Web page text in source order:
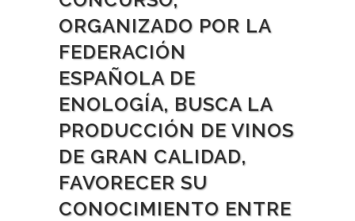
ORGANIZADO POR LA
FEDERACIÓN
ESPAÑOLA DE
ENOLOGÍA, BUSCA LA
PRODUCCIÓN DE VINOS
DE GRAN CALIDAD,
FAVORECER SU
CONOCIMIENTO ENTRE